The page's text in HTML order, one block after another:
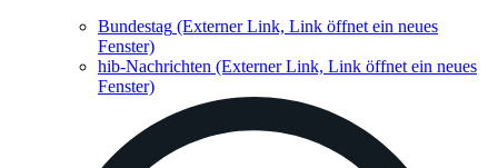
Bundestag (Externer Link, Link öffnet ein neues
Fenster)
hib-Nachrichten (Externer Link, Link öffnet ein neues
Fenster)